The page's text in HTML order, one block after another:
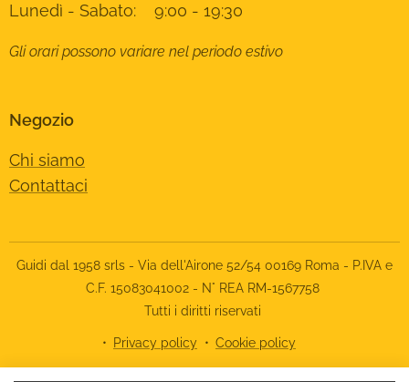
Lunedì - Sabato: 9:00 - 19:30
Gli orari possono variare nel periodo estivo
Negozio
Chi siamo
Contattaci
Guidi dal 1958 srls - Via dell'Airone 52/54 00169 Roma - P.IVA e
C.F. 15083041002 - N° REA RM-1567758
Tutti i diritti riservati
Privacy policy Cookie policy